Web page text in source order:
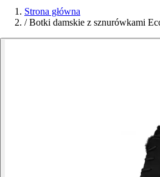
Strona główna
/ Botki damskie z sznurówkami